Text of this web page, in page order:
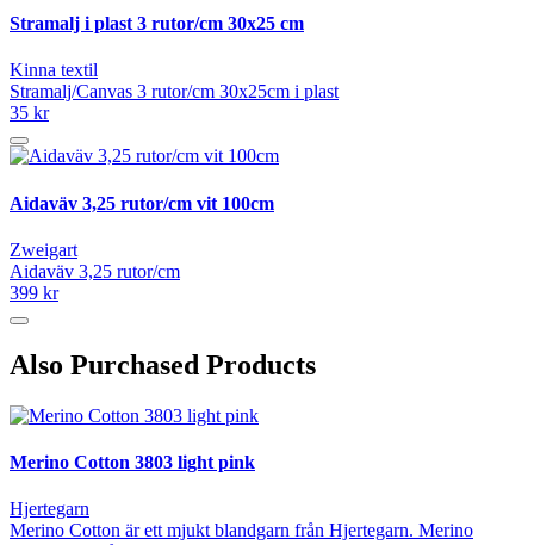
Stramalj i plast 3 rutor/cm 30x25 cm
Kinna textil
Stramalj/Canvas 3 rutor/cm 30x25cm i plast
35 kr
Aidaväv 3,25 rutor/cm vit 100cm
Zweigart
Aidaväv 3,25 rutor/cm
399 kr
Also Purchased Products
Merino Cotton 3803 light pink
Hjertegarn
Merino Cotton är ett mjukt blandgarn från Hjertegarn. Merino